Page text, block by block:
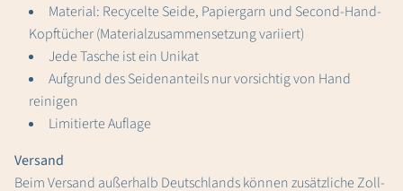
Material: Recycelte Seide, Papiergarn und Second-Hand-
Kopftücher (Materialzusammensetzung variiert)
Jede Tasche ist ein Unikat
Aufgrund des Seidenanteils nur vorsichtig von Hand
reinigen
Limitierte Auflage
Versand
Beim Versand außerhalb Deutschlands können zusätzliche Zoll-